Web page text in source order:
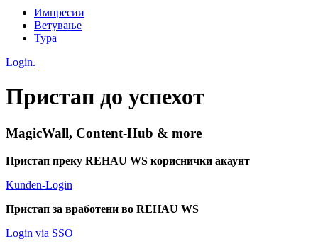
Импресии
Ветување
Тура
Login.
Пристап до успехот
MagicWall, Content-Hub & more
Пристап преку REHAU WS кориснички акаунт
Kunden-Login
Пристап за вработени во REHAU WS
Login via SSO